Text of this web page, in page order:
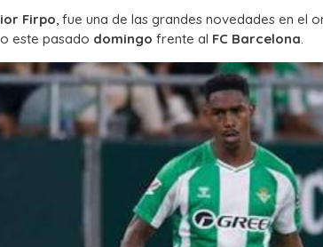
Firpo , fue una de las grandes novedades en el
este pasado domingo frente al FC Barcelona